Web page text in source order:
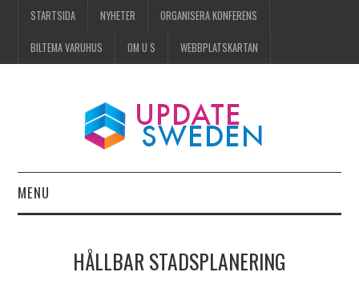
STARTSIDA NYHETER ORGANISERA KONFERENS
BILTEMA VARUHUS OM U S WEBBPLATSKARTAN
MENU
NYHETERHÅLLBAR STADSPLANERING